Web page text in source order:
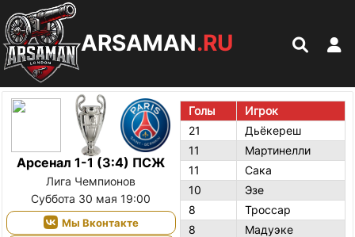
ARSAMAN.RU
Арсенал 1-1 (3:4) ПСЖ
Лига Чемпионов
Суббота 30 мая 19:00
Мы Вконтакте
Голы
Игрок
21
Дьёкереш
11
Мартинелли
11
Сака
10
Эзе
8
Троссар
8
Мадуэке